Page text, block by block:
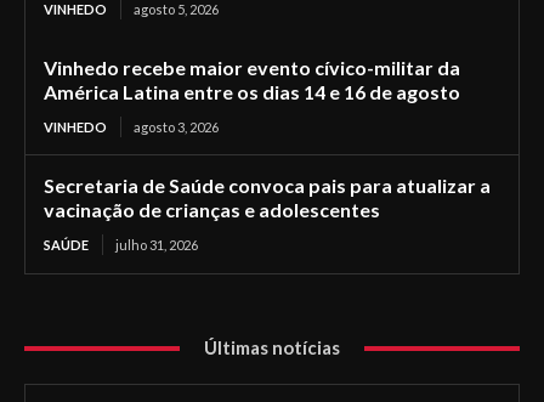
VINHEDO agosto 5, 2026
Vinhedo recebe maior evento cívico-militar da
América Latina entre os dias 14 e 16 de agosto
VINHEDO agosto 3, 2026
Secretaria de Saúde convoca pais para atualizar a
vacinação de crianças e adolescentes
SAÚDE julho 31, 2026
Últimas notícias